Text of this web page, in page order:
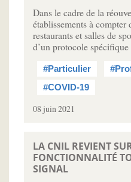
Dans le cadre de la
établissements à
restaurants et salles de
d’un protocole
#Particulier
#COVID-19
08 juin 2021
LA CNIL REVIENT
FONCTIONNALITÉ
SIGNAL